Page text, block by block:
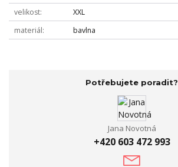
velikost
XXL
materiál
bavlna
Potřebujete poradit?
Jana Novotná
+420 603 472 993